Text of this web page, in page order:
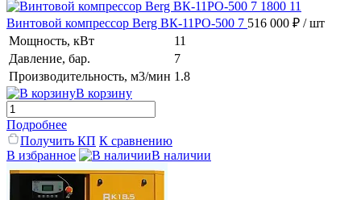
Винтовой компрессор Berg ВК-11РО-500 7 516 000 ₽ / шт
Мощность, кВт
11
Давление, бар.
7
Производительность, м3/мин 1.8
В корзину
Подробнее
Получить КП К сравнению
В избранное
В наличии